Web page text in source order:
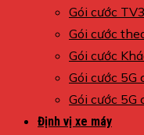
Gói cước
Gói cước
Gói cước
Gói cước 5G
Gói cước 5G
Định vị xe máy